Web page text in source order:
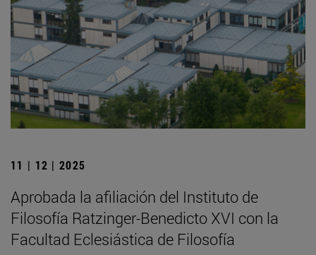
11 | 12 | 2025
Aprobada la afiliación del Instituto de
Filosofía Ratzinger-Benedicto XVI con la
Facultad Eclesiástica de Filosofía